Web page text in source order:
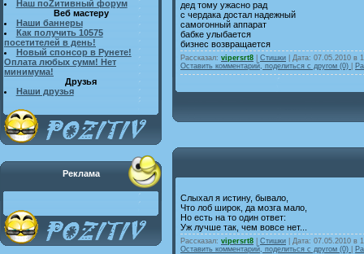
Наш поZитивный форум
Веб мастеру
Наши баннеры
Как получить 10575
посетителей в день!
Новый спонсор в Рунете!
Оплата любых сумм! Нет
минимума!
Друзья
Наши друзья
Реклама
дед тому ужасно рад
с чердака достал надежный
самогонный аппарат
бабке улыбается
бизнес возвращается
Рассказал: vipersrt8 Стишки | Дата: 07.05.2010 в
Оставить комментарий, поделиться с другом (0)
Слыхал я истину, бывало,
Что лоб широк, да мозга мало,
Но есть на то один ответ:
Уж лучше так, чем вовсе нет...
Рассказал: vipersrt8 Стишки | Дата: 07.05.2010 в
Оставить комментарий, поделиться с другом (0)